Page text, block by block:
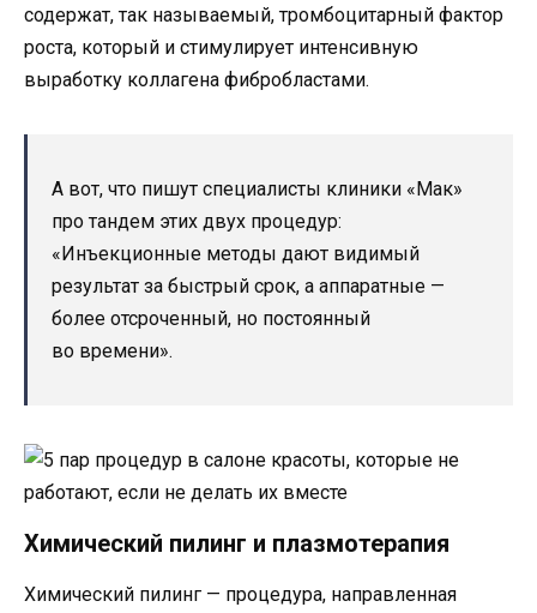
содержат, так называемый, тромбоцитарный фактор
роста, который и стимулирует интенсивную
выработку коллагена фибробластами.
А вот, что пишут специалисты клиники «Мак»
про тандем этих двух процедур:
«Инъекционные методы дают видимый
результат за быстрый срок, а аппаратные —
более отсроченный, но постоянный
во времени».
Химический пилинг и плазмотерапия
Химический пилинг — процедура, направленная